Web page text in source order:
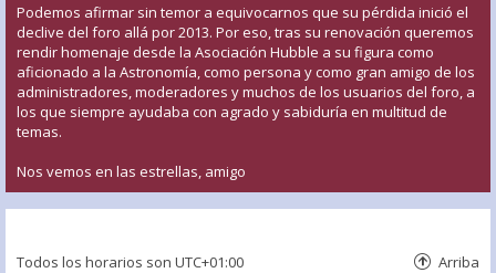
Podemos afirmar sin temor a equivocarnos que su pérdida inició el
declive del foro allá por 2013. Por eso, tras su renovación queremos
rendir homenaje desde la Asociación Hubble a su figura como
aficionado a la Astronomía, como persona y como gran amigo de los
administradores, moderadores y muchos de los usuarios del foro, a
los que siempre ayudaba con agrado y sabiduría en multitud de
temas.
Nos vemos en las estrellas, amigo
Todos los horarios son UTC+01:00 Arriba